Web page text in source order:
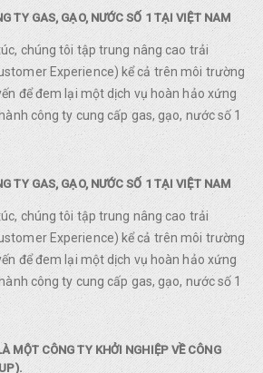
TY GAS, GẠO, NƯỚC SỐ 1 TẠI VIỆT NAM
chúng tôi tập trung nâng cao trải
Experience) kể cả trên môi trường
để đem lại một dịch vụ hoàn hảo xứng
công ty cung cấp gas, gạo, nước số 1
TY GAS, GẠO, NƯỚC SỐ 1 TẠI VIỆT NAM
chúng tôi tập trung nâng cao trải
Experience) kể cả trên môi trường
để đem lại một dịch vụ hoàn hảo xứng
công ty cung cấp gas, gạo, nước số 1
MỘT CÔNG TY KHỞI NGHIỆP VỀ CÔNG